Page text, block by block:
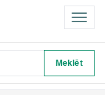
Meklēt